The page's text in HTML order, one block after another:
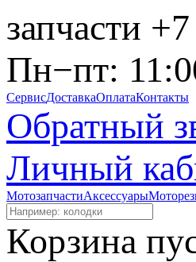
запчасти
Пн−пт:
СервисДоставкаОплатаКонтакты
Обратный
Личный
МотозапчастиАксессуары
Корзина